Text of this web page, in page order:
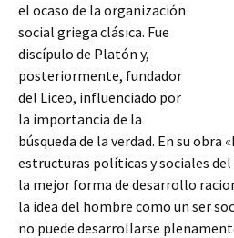
el ocaso de la organización
social griega clásica. Fue
discípulo de Platón y,
posteriormente, fundador
del Liceo, influenciado por
la importancia de la
búsqueda de la verdad. En su obra
estructuras políticas y sociales
la mejor forma de desarrollo
la idea del hombre como un ser
no puede desarrollarse